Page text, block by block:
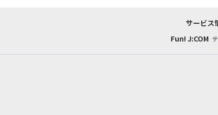
サービス
Fun! J:COM